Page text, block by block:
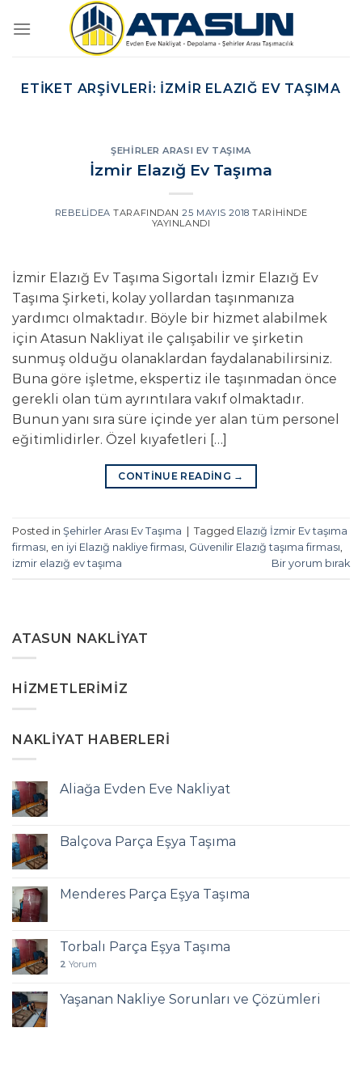
atla
ETIKET ARŞIVLERI: IZMIR ELAZIĞ EV TAŞIMA
ŞEHIRLER ARASI EV TAŞIMA
İzmir Elazığ Ev Taşıma
REBELIDEA TARAFINDAN 25 MAYIS 2018 TARIHINDE
YAYINLANDI
İzmir Elazığ Ev Taşıma Sigortalı İzmir Elazığ Ev
Taşıma Şirketi, kolay yollardan taşınmanıza
yardımcı olmaktadır. Böyle bir hizmet alabilmek
için Atasun Nakliyat ile çalışabilir ve şirketin
sunmuş olduğu olanaklardan faydalanabilirsiniz.
Buna göre işletme, ekspertiz ile taşınmadan önce
gerekli olan tüm ayrıntılara vakıf olmaktadır.
Bunun yanı sıra süre içinde yer alan tüm personel
eğitimlidirler. Özel kıyafetleri […]
CONTINUE READING →
Posted in Şehirler Arası Ev Taşıma Tagged Elazığ İzmir Ev taşıma
firması en iyi Elazığ nakliye firması Güvenilir Elazığ taşıma firması
izmir elazığ ev taşıma
Bir yorum bırak
ATASUN NAKLIYAT
HIZMETLERIMIZ
NAKLIYAT HABERLERI
Aliağa Evden Eve Nakliyat
Balçova Parça Eşya Taşıma
Menderes Parça Eşya Taşıma
Torbalı Parça Eşya Taşıma
2 Yorum
Yaşanan Nakliye Sorunları ve Çözümleri